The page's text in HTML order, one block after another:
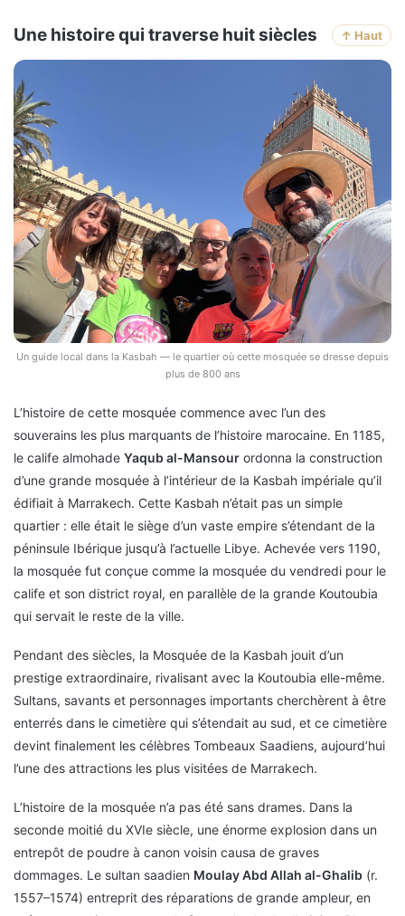
Une histoire qui traverse huit siècles ↑ Haut
Un guide local dans la Kasbah — le quartier où cette mosquée se dresse depuis
plus de 800 ans
L’histoire de cette mosquée commence avec l’un des
souverains les plus marquants de l’histoire marocaine. En 1185,
le calife almohade Yaqub al-Mansour ordonna la construction
d’une grande mosquée à l’intérieur de la Kasbah impériale qu’il
édifiait à Marrakech. Cette Kasbah n’était pas un simple
quartier : elle était le siège d’un vaste empire s’étendant de la
péninsule Ibérique jusqu’à l’actuelle Libye. Achevée vers 1190,
la mosquée fut conçue comme la mosquée du vendredi pour le
calife et son district royal, en parallèle de la grande Koutoubia
qui servait le reste de la ville.
Pendant des siècles, la Mosquée de la Kasbah jouit d’un
prestige extraordinaire, rivalisant avec la Koutoubia elle-même.
Sultans, savants et personnages importants cherchèrent à être
enterrés dans le cimetière qui s’étendait au sud, et ce cimetière
devint finalement les célèbres Tombeaux Saadiens, aujourd’hui
l’une des attractions les plus visitées de Marrakech.
L’histoire de la mosquée n’a pas été sans drames. Dans la
seconde moitié du XVIe siècle, une énorme explosion dans un
entrepôt de poudre à canon voisin causa de graves
dommages. Le sultan saadien Moulay Abd Allah al-Ghalib (r.
1557–1574) entreprit des réparations de grande ampleur, en